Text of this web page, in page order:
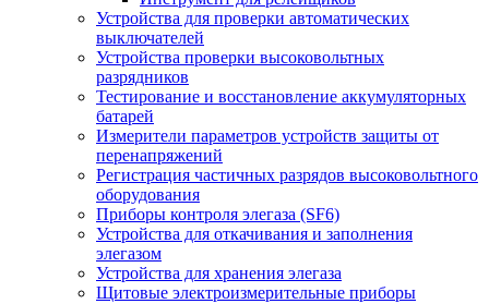
Устройства для проверки автоматических
выключателей
Устройства проверки высоковольтных
разрядников
Тестирование и восстановление аккумуляторных
батарей
Измерители параметров устройств защиты от
перенапряжений
Регистрация частичных разрядов высоковольтного
оборудования
Приборы контроля элегаза (SF6)
Устройства для откачивания и заполнения
элегазом
Устройства для хранения элегаза
Щитовые электроизмерительные приборы